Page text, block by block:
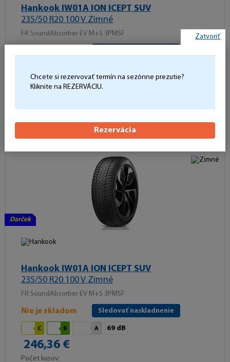
Hankook IW01A ION ICEPT SUV
235/50 R20 100 V Zimné
FR SoundAbsorber EV M+S 3PMSF
246,36 €
Darček
Hankook IW01A ION ICEPT SUV
235/50 R20 100 V Zimné
FR SoundAbsorber EV M+S 3PMSF
Nie je skladom Sledovať naskladnenie
C B A 69 dB
246,36 €
Počet kusov:
Zatvoriť
Chcete si rezervovať termín na sezónne prezutie?
Kliknite na REZERVÁCIU.
Rezervácia